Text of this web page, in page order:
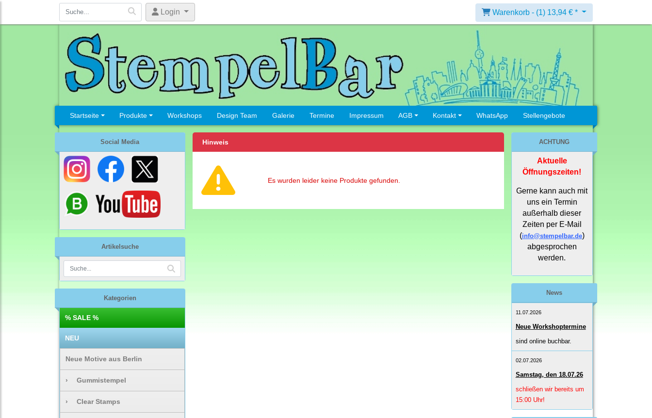
Login Warenkorb - (1) 13,94 € *
Startseite Produkte Workshops Design Team Galerie Termine Impressum AGB Kontakt WhatsApp Stellengebote
Social Media
Artikelsuche
Kategorien
% SALE %
NEU
Neue Motive aus Berlin
› Gummistempel
› Clear Stamps
Hinweis
Es wurden leider keine Produkte gefunden.
ACHTUNG
Aktuelle
Öffnungszeiten!
Gerne kann auch mit
uns ein Termin
außerhalb dieser
Zeiten per E-Mail
(info@stempelbar.de)
abgesprochen
werden.
News
11.07.2026
Neue Workshoptermine
sind online buchbar.
02.07.2026
Samstag, den 18.07.26
schließen wir bereits um
15:00 Uhr!